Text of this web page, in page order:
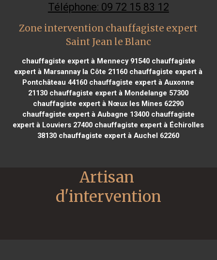
Téléphone: 09 72 15 83 12
Zone intervention chauffagiste expert
Saint Jean le Blanc
chauffagiste expert à Mennecy 91540chauffagiste
expert à Marsannay la Côte 21160 chauffagiste expert à
Pontchâteau 44160 chauffagiste expert à Auxonne
21130 chauffagiste expert à Mondelange 57300
chauffagiste expert à Nœux les Mines 62290
chauffagiste expert à Aubagne 13400chauffagiste
expert à Louviers 27400 chauffagiste expert à Échirolles
38130 chauffagiste expert à Auchel 62260
Artisan
d'intervention